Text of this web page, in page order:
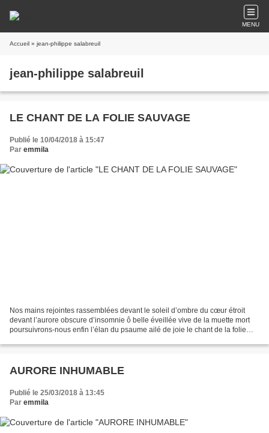
MENU
Accueil » jean-philippe salabreuil
jean-philippe salabreuil
LE CHANT DE LA FOLIE SAUVAGE
Publié le 10/04/2018 à 15:47
Par emmila
Nos mains rejointes rassemblées devant le soleil d’ombre du cœur étroit
devant l’aurore obscure d’insomnie ô belle éveillée vive de la muette mort
poursuivrons-nous enfin l’élan du psaume ailé de joie le chant de la folie
AURORE INHUMABLE
Publié le 25/03/2018 à 13:45
Par emmila